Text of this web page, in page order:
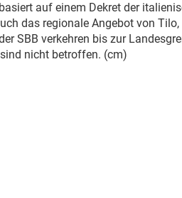
auf einem Dekret der
das regionale Angebot von
SBB verkehren bis zur
nicht betroffen. (cm)